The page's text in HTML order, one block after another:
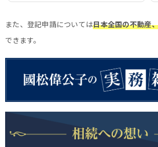
また、登記申請については日本全国の不動産
できます。